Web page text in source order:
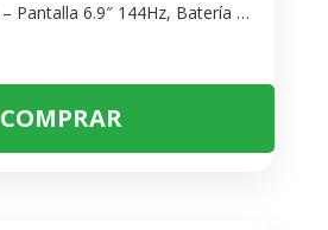
Xiaomi Redmi 15 – Pantalla 6.9″ 144Hz, Batería 7000mAh
COMPRAR